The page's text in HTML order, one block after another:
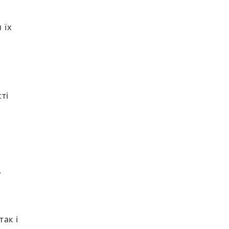
і